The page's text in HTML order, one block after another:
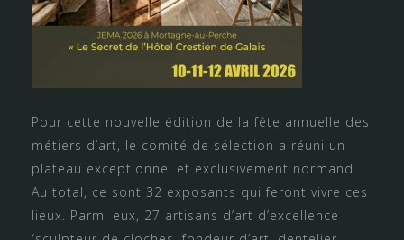
Pour cette nouvelle édition de la fête annuelle des
métiers d’art, le comité de sélection a réuni un
plateau exceptionnel et exclusivement normand.
Au total, ce sont 32 exposants qui feront vivre ces
lieux. Parmi eux, 27 artisans d’art d’excellence